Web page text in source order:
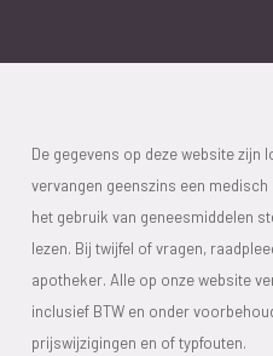
De gegevens op deze website zijn
vervangen geenszins een medisch
het gebruik van geneesmiddelen
lezen. Bij twijfel of vragen,
apotheker. Alle op onze website
inclusief BTW en onder
prijswijzigingen en of typfouten.